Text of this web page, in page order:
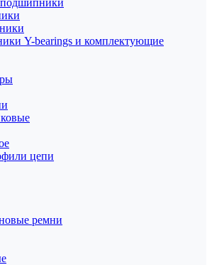
Y-bearings и комплектующие
цепи
ремни